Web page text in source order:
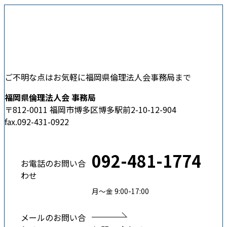
ご不明な点はお気軽に福岡県倫理法人会事務局まで
福岡県倫理法人会 事務局
〒812-0011 福岡市博多区博多駅前2-10-12-904
fax.092-431-0922
お電話のお問い合
わせ
092-481-1774
月〜金 9:00-17:00
メールのお問い合